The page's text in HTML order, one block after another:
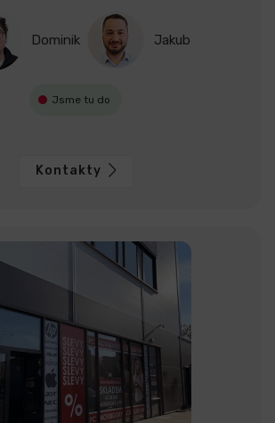
Dominik Jakub
Jsme tu do
Kontakty